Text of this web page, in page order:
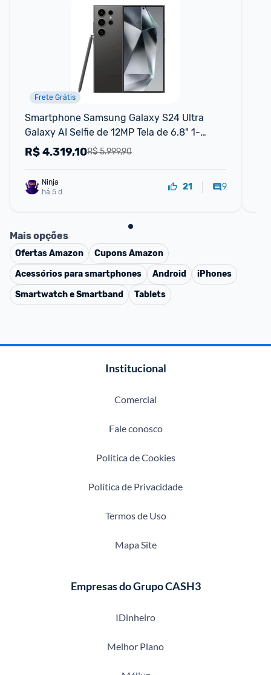
Frete Grátis
Smartphone Samsung Galaxy S24 Ultra
Galaxy AI Selfie de 12MP Tela de 6.8" 1-
120Hz 256GB 12GB RAM - Titânio Preto
R$ 5.999,90
R$4.319,10
há 5 d
21 9
Mais opções
OfertasAmazon CuponsAmazon
Acessórios para smartphones
Android
iPhones
Smartwatch e Smartband
Tablets
Institucional
Comercial
Fale conosco
Política de Cookies
Política de Privacidade
Termos de Uso
Mapa Site
Empresas do Grupo CASH3
IDinheiro
Melhor Plano